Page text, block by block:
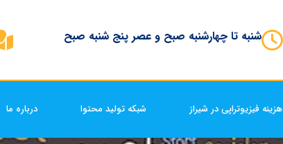
شنبه تا چهارشنبه صبح و عصر پنج شنبه صبح
هزینه فیزیوتراپی در شیراز شبکه تولید محتوا درباره ما